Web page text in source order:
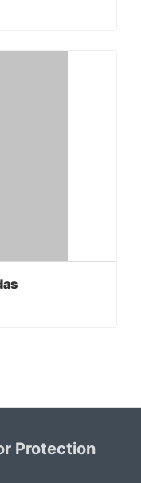
Protection